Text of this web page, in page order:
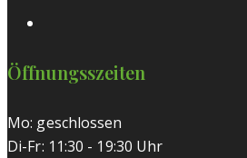
Öffnungsszeiten
Mo: geschlossen
Di-Fr: 11:30 - 19:30 Uhr